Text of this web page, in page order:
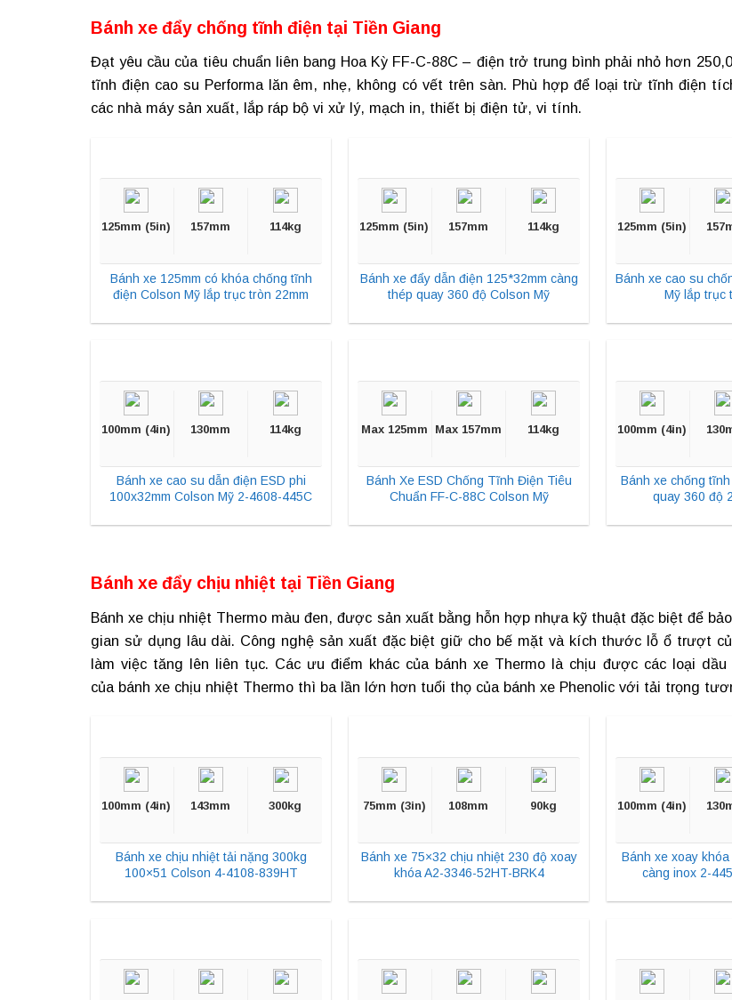
Bánh xe đẩy chống tĩnh điện tại Tiền Giang
Đạt yêu cầu của tiêu chuẩn liên bang Hoa Kỳ FF-C-88C – điện trở trung bình phải nhỏ hơn
tĩnh điện cao su Performa lăn êm, nhẹ, không có vết trên sàn. Phù hợp để loại trừ tĩnh điện
các nhà máy sản xuất, lắp ráp bộ vi xử lý, mạch in, thiết bị điện tử, vi tính.
125mm (5in) 157mm 114kg
Bánh xe 125mm có khóa chống tĩnh
điện Colson Mỹ lắp trục tròn 22mm
125mm (5in) 157mm 114kg
Bánh xe đẩy dẫn điện 125*32mm càng
thép quay 360 độ Colson Mỹ
125mm (5in)
Bánh xe cao su
Mỹ lắp trục
100mm (4in) 130mm 114kg
Bánh xe cao su dẫn điện ESD phi
100x32mm Colson Mỹ 2-4608-445C
Max 125mm Max 157mm 114kg
Bánh Xe ESD Chống Tĩnh Điện Tiêu
Chuẩn FF-C-88C Colson Mỹ
100mm (4in)
Bánh xe chống
quay 360 độ
Bánh xe đẩy chịu nhiệt tại Tiền Giang
Bánh xe chịu nhiệt Thermo màu đen, được sản xuất bằng hỗn hợp nhựa kỹ thuật đặc biệt để
gian sử dụng lâu dài. Công nghệ sản xuất đặc biệt giữ cho bế mặt và kích thước lỗ ổ trượt
làm việc tăng lên liên tục. Các ưu điểm khác của bánh xe Thermo là chịu được các loại
của bánh xe chịu nhiệt Thermo thì ba lần lớn hơn tuổi thọ của bánh xe Phenolic với tải trọng
100mm (4in) 143mm 300kg
Bánh xe chịu nhiệt tải nặng 300kg
100×51 Colson 4-4108-839HT
75mm (3in) 108mm 90kg
Bánh xe 75×32 chịu nhiệt 230 độ xoay
khóa A2-3346-52HT-BRK4
100mm (4in)
Bánh xe xoay
càng inox 2-